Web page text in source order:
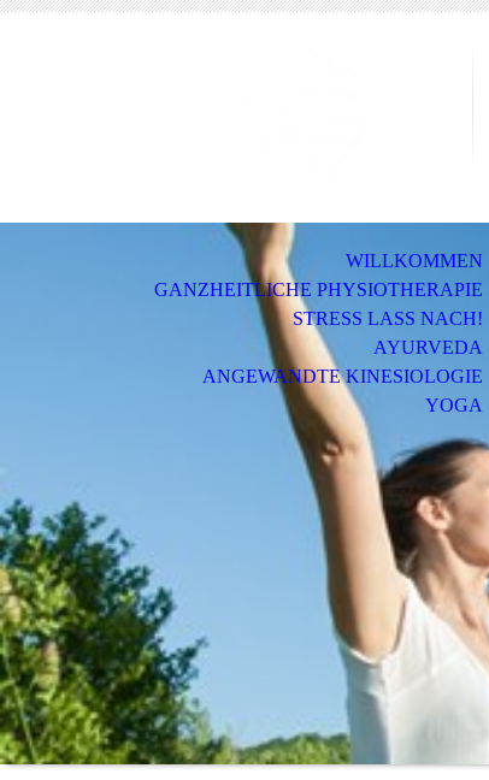
WILLKOMMEN
GANZHEITLICHE PHYSIOTHERAPIE
STRESS LASS NACH!
AYURVEDA
ANGEWANDTE KINESIOLOGIE
YOGA